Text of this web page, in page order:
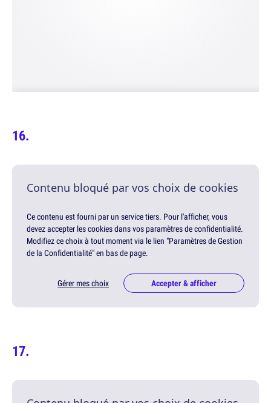
Contenu bloqué par vos choix de cookies
Ce contenu est fourni par un service tiers. Pour l'afficher, vous
devez accepter les cookies dans vos paramètres de confidentialité.
Modifiez ce choix à tout moment via le lien "Paramètres de Gestion
de la Confidentialité" en bas de page.
Gérer mes choix Accepter & afficher